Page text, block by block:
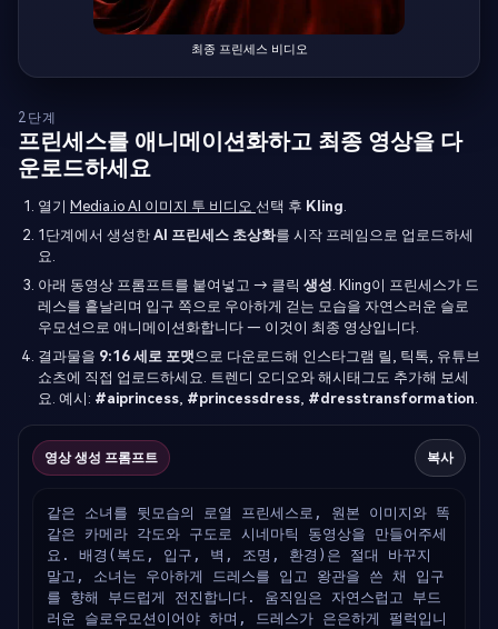
최종 프린세스 비디오
2단계
프린세스를 애니메이션화하고 최종 영상을 다
운로드하세요
열기 Media.io AI 이미지 투 비디오 선택 후 Kling.
1단계에서 생성한 AI 프린세스 초상화를 시작 프레임으로 업로드하세
요.
아래 동영상 프롬프트를 붙여넣고 → 클릭 생성. Kling이 프린세스가 드
레스를 흩날리며 입구 쪽으로 우아하게 걷는 모습을 자연스러운 슬로
우모션으로 애니메이션화합니다 — 이것이 최종 영상입니다.
결과물을 9:16 세로 포맷으로 다운로드해 인스타그램 릴, 틱톡, 유튜브
쇼츠에 직접 업로드하세요. 트렌디 오디오와 해시태그도 추가해 보세
요. 예시: #aiprincess, #princessdress, #dresstransformation.
영상 생성 프롬프트 복사
같은 소녀를 뒷모습의 로열 프린세스로, 원본 이미지와 똑
같은 카메라 각도와 구도로 시네마틱 동영상을 만들어주세
요. 배경(복도, 입구, 벽, 조명, 환경)은 절대 바꾸지
말고, 소녀는 우아하게 드레스를 입고 왕관을 쓴 채 입구
를 향해 부드럽게 전진합니다. 움직임은 자연스럽고 부드
러운 슬로우모션이어야 하며, 드레스가 은은하게 펄럭입니